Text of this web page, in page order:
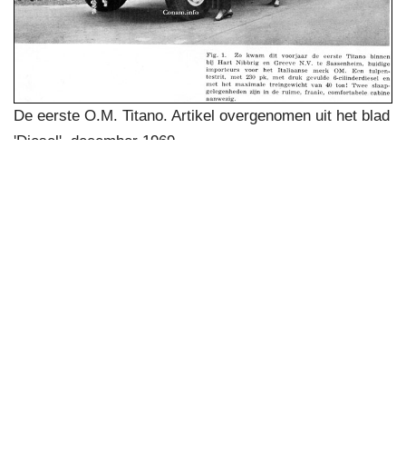
De eerste O.M. Titano. Artikel overgenomen uit het blad
'Diesel', december 1969